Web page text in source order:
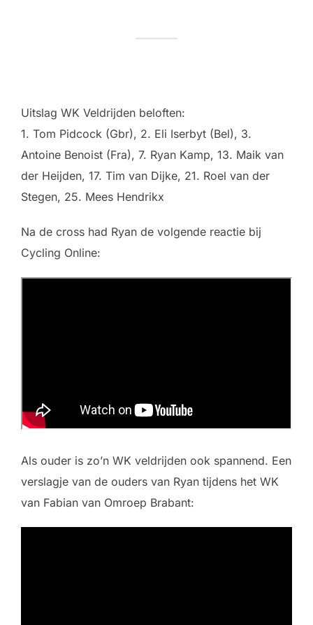
Uitslag WK Veldrijden beloften:
1. Tom Pidcock (Gbr), 2. Eli Iserbyt (Bel), 3.
Antoine Benoist (Fra), 7. Ryan Kamp, 13. Maik van
der Heijden, 17. Tim van Dijke, 21. Roel van der
Stegen, 25. Mees Hendrikx
Na de cross had Ryan de volgende reactie bij
Cycling Online:
Als ouder is zo’n WK veldrijden ook spannend. Een
verslagje van de ouders van Ryan tijdens het WK
van Fabian van Omroep Brabant: